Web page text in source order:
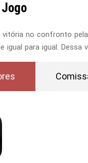
vitória no confronto
igual para igual.